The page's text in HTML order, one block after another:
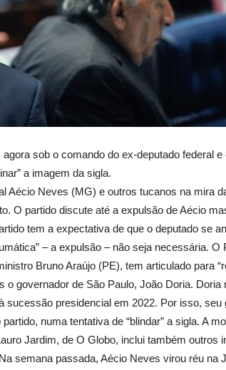
sob o comando do ex-deputado federal
a imagem da sigla.
Aécio Neves (MG) e outros tucanos na mira
O partido discute até a expulsão de Aécio
tem a expectativa de que o deputado se
– a expulsão – não seja necessária. O
Bruno Araújo (PE), tem articulado para
governador de São Paulo, João Doria. Doria
sucessão presidencial em 2022. Por isso, seu
numa tentativa de “blindar” a sigla. A
Jardim, de O Globo, inclui também outros
semana passada, Aécio Neves virou réu na